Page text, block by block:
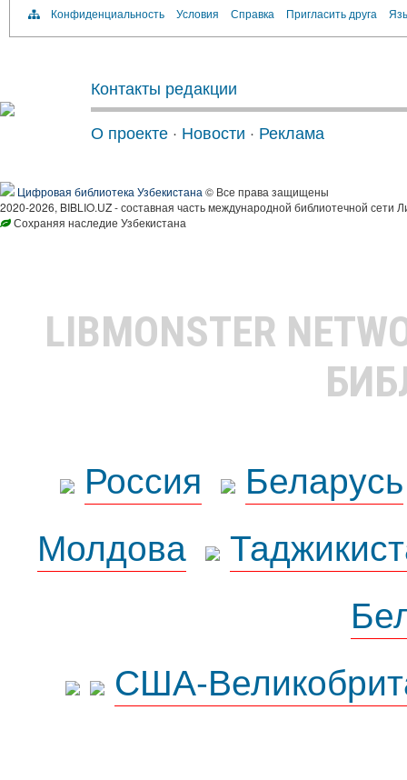
Конфиденциальность Условия Справка Пригласить друга
Контакты редакции
О проекте · Новости · Реклама
Цифровая библиотека Узбекистана © Все права защищены
2020-2026, BIBLIO.UZ - составная часть международной библиотечной сети
Сохраняя наследие Узбекистана
LIBMONSTER
Россия
Беларусь
Молдова
США-